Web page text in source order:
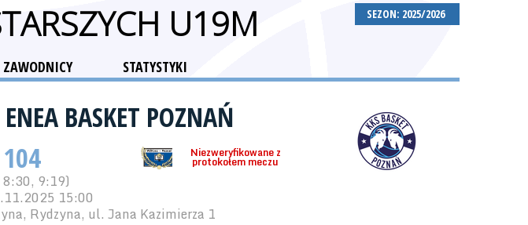
SEZON: 2025/2026
U19M
ZAWODNICY STATYSTYKI
ENEA BASKET POZNAŃ
Niezweryfikowane z
protokołem meczu
9:19)
15:00
Rydzyna, ul. Jana Kazimierza 1